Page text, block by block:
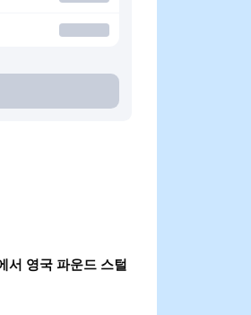
영국 파운드 스털